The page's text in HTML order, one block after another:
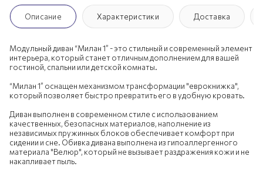
Описание Характеристики Доставка
Модульный диван “Милан 1” - это стильный и современный элемент
интерьера, который станет отличным дополнением для вашей
гостиной, спальни или детской комнаты.
“Милан 1” оснащен механизмом трансформации "еврокнижка",
который позволяет быстро превратить его в удобную кровать.
Диван выполнен в современном стиле с использованием
качественных, безопасных материалов, наполнение из
независимых пружинных блоков обеспечивает комфорт при
сидении и сне. Обивка дивана выполнена из гипоаллергенного
материала "Велюр", который не вызывает раздражения кожи и не
накапливает пыль.